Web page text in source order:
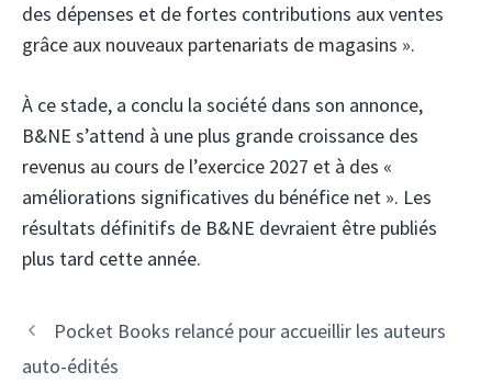
des dépenses et de fortes contributions aux ventes
grâce aux nouveaux partenariats de magasins ».
À ce stade, a conclu la société dans son annonce,
B&NE s’attend à une plus grande croissance des
revenus au cours de l’exercice 2027 et à des «
améliorations significatives du bénéfice net ». Les
résultats définitifs de B&NE devraient être publiés
plus tard cette année.
Pocket Books relancé pour accueillir les auteurs
auto-édités